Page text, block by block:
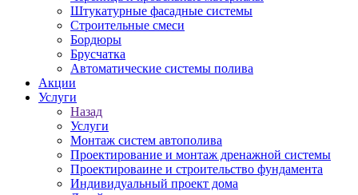
Штукатурные фасадные системы
Строительные смеси
Бордюры
Брусчатка
Автоматические системы полива
Акции
Услуги
Назад
Услуги
Монтаж систем автополива
Проектирование и монтаж дренажной системы
Проектироваине и строительство фундамента
Индивидуальный проект дома